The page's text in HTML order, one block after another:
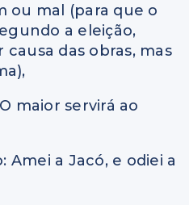
ou mal (para que o
a eleição,
causa das obras, mas
maior servirá ao
Amei a Jacó, e odiei a